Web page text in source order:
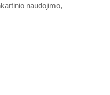
naudojimo,